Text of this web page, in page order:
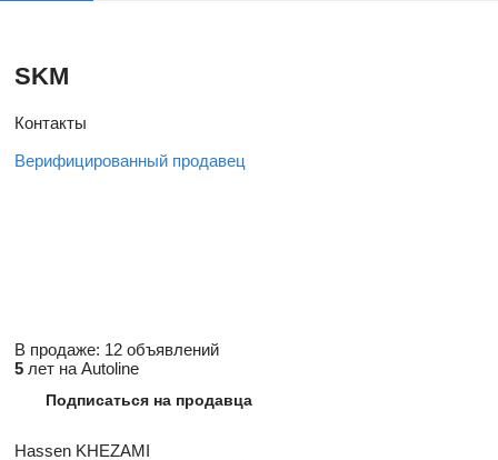
SKM
Контакты
Верифицированный продавец
В продаже: 12 объявлений
5 лет на Autoline
Подписаться на продавца
Hassen KHEZAMI